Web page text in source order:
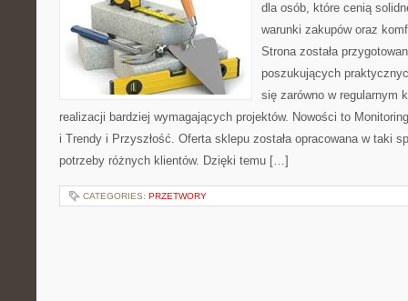
dla osób, które cenią
warunki zakupów oraz
Strona została
poszukujących
się zarówno w regularnym
realizacji bardziej wymagających projektów. Nowości to
i Trendy i Przyszłość. Oferta sklepu została opracowana w taki
potrzeby różnych klientów. Dzięki temu […]
CATEGORIES: PRZETWORY